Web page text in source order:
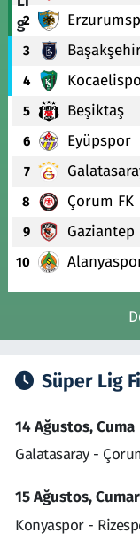
2
3
4
5 Beşiktaş
6 Eyüpspor
7
8 Çorum FK
9 Gaziantep
10
Süper Lig
14 Ağustos, Cuma
Galatasaray -
15 Ağustos,
Konyaspor -